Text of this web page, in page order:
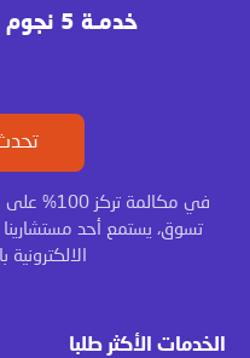
خدمـة 5 نجوم تُفصل على مقاسك
تحدث
في مكالمة
الالكترونية
الخدمات الأكثر طلبا